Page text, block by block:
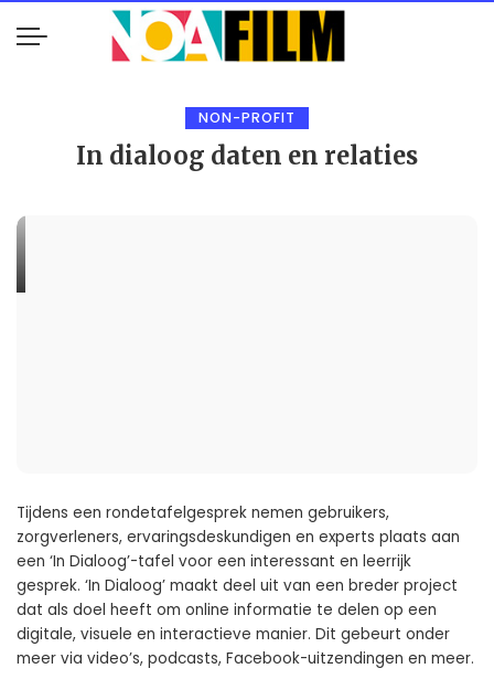
NON-PROFIT
In dialoog daten en relaties
Tijdens een rondetafelgesprek nemen gebruikers,
zorgverleners, ervaringsdeskundigen en experts plaats aan
een ‘In Dialoog’-tafel voor een interessant en leerrijk
gesprek. ‘In Dialoog’ maakt deel uit van een breder project
dat als doel heeft om online informatie te delen op een
digitale, visuele en interactieve manier. Dit gebeurt onder
meer via video’s, podcasts, Facebook-uitzendingen en meer.